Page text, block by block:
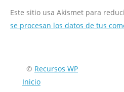
Este sitio usa Akismet para
se procesan los datos de tus
Encuéntranos en:
© Recursos WP
Inicio